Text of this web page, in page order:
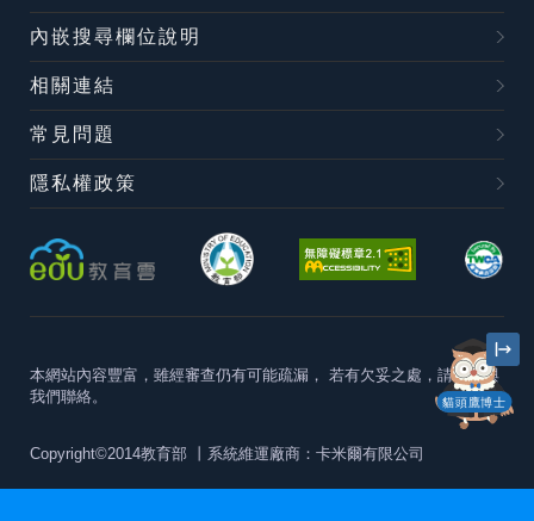
貓頭鷹博士
內嵌搜尋欄位說明
相關連結
常見問題
隱私權政策
本網站內容豐富，雖經審查仍有可能疏漏， 若有欠妥之處，請隨時與
我們聯絡。
Copyright©2014教育部 丨系統維運廠商：卡米爾有限公司